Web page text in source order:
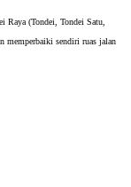
Raya (Tondei, Tondei Satu,
memperbaiki sendiri ruas jalan